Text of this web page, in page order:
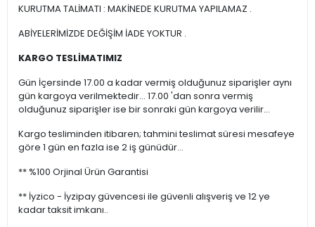
KURUTMA TALİMATI : MAKİNEDE KURUTMA YAPILAMAZ .
ABİYELERİMİZDE DEĞİŞİM İADE YOKTUR .
KARGO TESLİMATIMIZ
Gün İçersinde 17.00 a kadar vermiş olduğunuz siparişler aynı
gün kargoya verilmektedir... 17.00 'dan sonra vermiş
olduğunuz siparişler ise bir sonraki gün kargoya verilir...
Kargo tesliminden itibaren; tahmini teslimat süresi mesafeye
göre 1 gün en fazla ise 2 iş günüdür...
** %100 Orjinal Ürün Garantisi
** İyzico - İyzipay güvencesi ile güvenli alışveriş ve 12 ye
kadar taksit imkanı..